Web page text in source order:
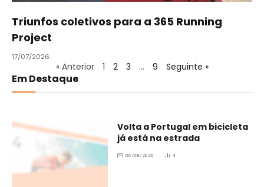
Triunfos coletivos para a 365 Running
Project
17/07/2026
« Anterior 1 2 3 … 9 Seguinte »
Em Destaque
Volta a Portugal em bicicleta
já está na estrada
06/08/2026 4